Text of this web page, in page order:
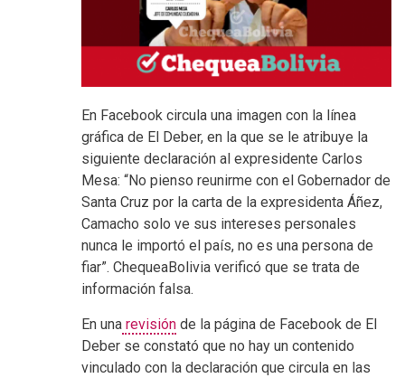
En Facebook circula una imagen con la línea
gráfica de El Deber, en la que se le atribuye la
siguiente declaración al expresidente Carlos
Mesa: “No pienso reunirme con el Gobernador de
Santa Cruz por la carta de la expresidenta Áñez,
Camacho solo ve sus intereses personales
nunca le importó el país, no es una persona de
fiar”. ChequeaBolivia verificó que se trata de
información falsa.
En una revisión de la página de Facebook de El
Deber se constató que no hay un contenido
vinculado con la declaración que circula en las